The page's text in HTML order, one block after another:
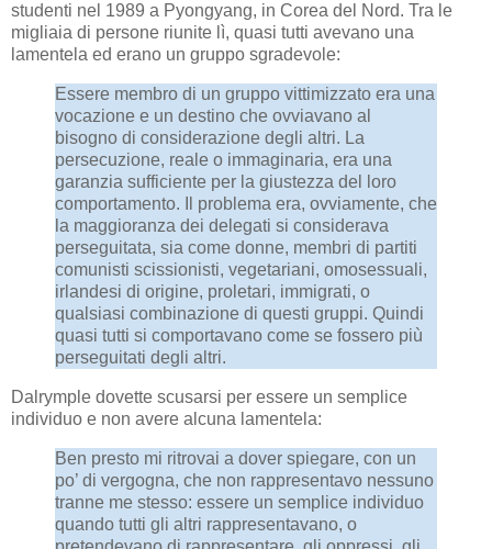
studenti nel 1989 a Pyongyang, in Corea del Nord. Tra le
migliaia di persone riunite lì, quasi tutti avevano una
lamentela ed erano un gruppo sgradevole:
Essere membro di un gruppo vittimizzato era una
vocazione e un destino che ovviavano al
bisogno di considerazione degli altri. La
persecuzione, reale o immaginaria, era una
garanzia sufficiente per la giustezza del loro
comportamento. Il problema era, ovviamente, che
la maggioranza dei delegati si considerava
perseguitata, sia come donne, membri di partiti
comunisti scissionisti, vegetariani, omosessuali,
irlandesi di origine, proletari, immigrati, o
qualsiasi combinazione di questi gruppi. Quindi
quasi tutti si comportavano come se fossero più
perseguitati degli altri.
Dalrymple dovette scusarsi per essere un semplice
individuo e non avere alcuna lamentela:
Ben presto mi ritrovai a dover spiegare, con un
po’ di vergogna, che non rappresentavo nessuno
tranne me stesso: essere un semplice individuo
quando tutti gli altri rappresentavano, o